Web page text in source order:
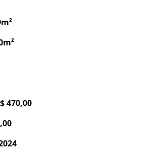
CORRETORES DE IMÓVEIS EM
Imobiliário de Aldeia
e saibam, considerem
470,00